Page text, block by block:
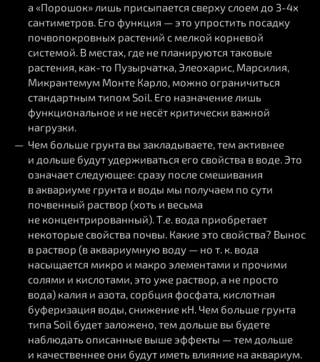
а «Порошок» лишь присыпается сверху слоем до 3-4х
сантиметров. Его функция — это упростить посадку
почвопокровных растений с мелкой корневой
системой. В местах, где не планируются таковые
растения, как-то Пузырчатка, Элеохарис, Марсилия,
Микрантемум Монте Карло, можно ограничиться
стандартным типом Soil. Его назначение лишь
функциональное и не несёт критически важной
нагрузки.
Чем больше грунта вы закладываете, тем активнее
и дольше будут удерживаться его свойства в воде. Это
означает следующее: сразу после смешивания
в аквариуме грунта и воды мы получаем по сути
почвенный раствор (хоть и весьма
не концентрированный). Т.е. вода приобретает
некоторые свойства почвы. Какие это свойства? Вынос
в раствор (в аквариумную воду — но т. к. вода
насыщается микро и макро элементами и прочими
солями и кислотами, это уже раствор, а не просто
вода) калия и азота, сорбция фосфата, кислотная
буферизация воды, снижение кН. Чем больше грунта
типа Soil будет заложено, тем дольше вы будете
наблюдать описанные выше эффекты — тем дольше
и качественнее они будут иметь влияние на аквариум.